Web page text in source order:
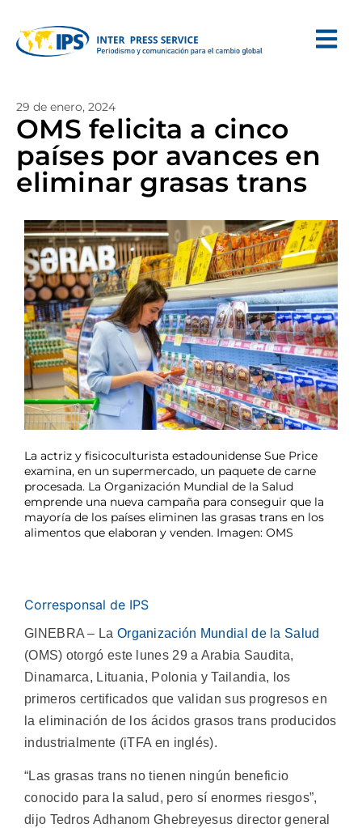
29 de enero, 2024
OMS felicita a cinco
países por avances en
eliminar grasas trans
La actriz y fisicoculturista estadounidense Sue Price
examina, en un supermercado, un paquete de carne
procesada. La Organización Mundial de la Salud
emprende una nueva campaña para conseguir que la
mayoría de los países eliminen las grasas trans en los
alimentos que elaboran y venden. Imagen: OMS
Corresponsal de IPS
GINEBRA – La Organización Mundial de la Salud
(OMS) otorgó este lunes 29 a Arabia Saudita,
Dinamarca, Lituania, Polonia y Tailandia, los
primeros certificados que validan sus progresos en
la eliminación de los ácidos grasos trans producidos
industrialmente (iTFA en inglés).
“Las grasas trans no tienen ningún beneficio
conocido para la salud, pero sí enormes riesgos”,
dijo Tedros Adhanom Ghebreyesus director general